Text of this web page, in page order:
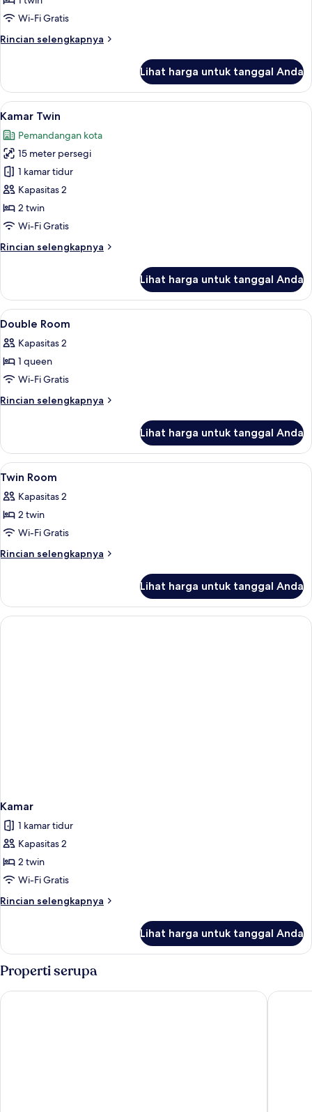
Standar
1
Wi-Fi Gratis
Rincian selengkapnya
Rincian
Kamar
Double
Standar
Orang
Lihat harga untuk tanggal Anda
Lihat
semua
foto
untuk
Kamar
Twin
Kamar Twin | Seprai premium,
14
Kamar Twin
Pemandangan kota
15 meter persegi
1 kamar tidur
Kapasitas 2
2 twin
Wi-Fi Gratis
Rincian selengkapnya
Rincian
Kamar
Twin
Lihat harga untuk tanggal Anda
Lihat
semua
foto
untuk
Double
Room
Seprai premium, selimut bulu
8
Double Room
Kapasitas 2
1 queen
Wi-Fi Gratis
Rincian selengkapnya
Rincian
Double
Room
Lihat harga untuk tanggal Anda
Lihat
semua
foto
untuk
Twin
Room
Seprai premium, selimut bulu
6
Twin Room
Kapasitas 2
2 twin
Wi-Fi Gratis
Rincian selengkapnya
Rincian
Twin
Room
Lihat harga untuk tanggal Anda
Kamar
1 kamar tidur
Kapasitas 2
2 twin
Wi-Fi Gratis
Rincian selengkapnya
Rincian
Kamar
Lihat harga untuk tanggal Anda
Properti serupa
Hotel Vincci Bit Sunotel